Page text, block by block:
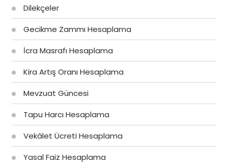
Dilekçeler
Gecikme Zammı Hesaplama
İcra Masrafı Hesaplama
Kira Artış Oranı Hesaplama
Mevzuat Güncesi
Tapu Harcı Hesaplama
Vekâlet Ücreti Hesaplama
Yasal Faiz Hesaplama